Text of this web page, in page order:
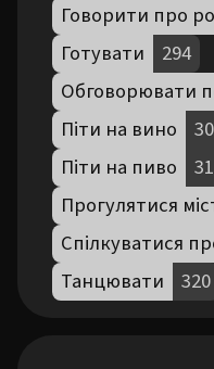
Говорити про
Готувати
294
Обговорювати
Піти на вино
Піти на пиво
Прогулятися
Спілкуватися
Танцювати
320